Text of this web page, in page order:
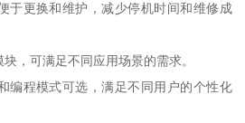
于更换和维护，减少停机时间和维修成
，可满足不同应用场景的需求。
编程模式可选，满足不同用户的个性化